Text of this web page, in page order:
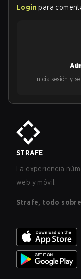
Login para
¡Inicia sesión y
STRAFE
La experiencia
web y móvil.
Strafe, todo